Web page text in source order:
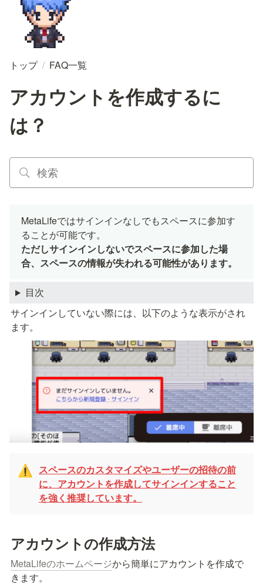
トップ / FAQ一覧
アカウントを作成するに
は？
MetaLifeではサインインなしでもスペースに参加す
ただしサインインしないでスペースに参加した場
合、スペースの情報が失われる可能性があります。
目次
サインインしていない際には、以下のような表示がされ
ます。
⚠️ スペースのカスタマイズやユーザーの招待の前
に、アカウントを作成してサインインすること
を強く推奨しています。
アカウントの作成方法
MetaLifeのホームページから簡単にアカウントを作成で
きます。